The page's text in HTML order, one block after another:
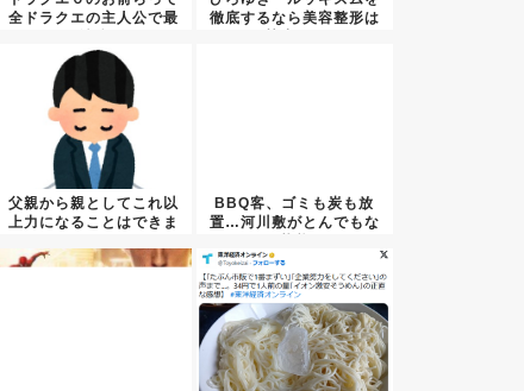
全ドラクエの主人公で最
徹底するなら美容整形は
父親から親としてこれ以
上力になることはできま
BBQ客、ゴミも炭も放
置…河川敷がとんでもな